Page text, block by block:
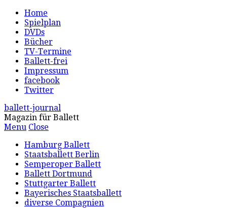
Home
Spielplan
DVDs
Bücher
TV-Termine
Ballett-frei
Impressum
facebook
Twitter
ballett-journal
Magazin für Ballett
Menu Close
Hamburg Ballett
Staatsballett Berlin
Semperoper Ballett
Ballett Dortmund
Stuttgarter Ballett
Bayerisches Staatsballett
diverse Compagnien